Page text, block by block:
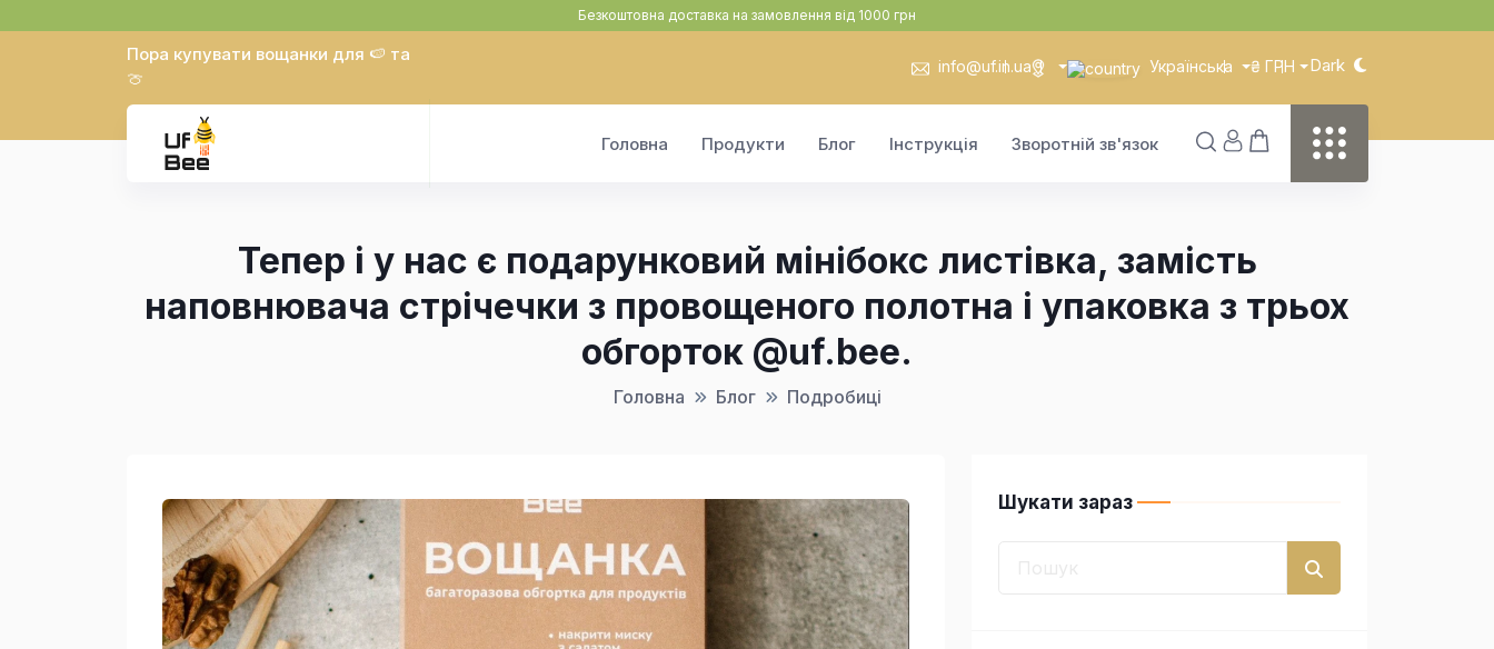
Безкоштовна доставка на замовлення від 1000 грн
Пора купувати вощанки для 🍉 та
🍈
info@uf.in.ua Українська ₴ ГРН Dark
Головна Продукти Блог Інструкція Зворотній зв'язок
Тепер і у нас є подарунковий мінібокс листівка, замість
наповнювача стрічечки з провощеного полотна і упаковка з трьох
обгорток @uf.bee.
Головна Блог Подробиці
Шукати зараз